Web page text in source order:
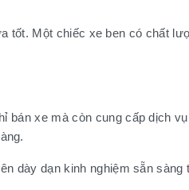
Một chiếc xe ben có chất
bán xe mà còn cung cấp dịch
dày dạn kinh nghiệm sẵn sàng